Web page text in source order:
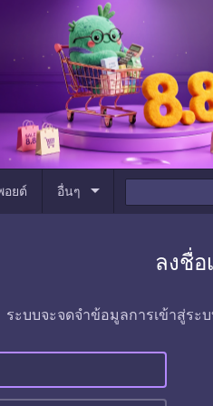
อยต์ อื่นๆ arrow_drop_down
ลงชื่อ
ระบบจะจดจำข้อมูลการเข้าสู่ระ